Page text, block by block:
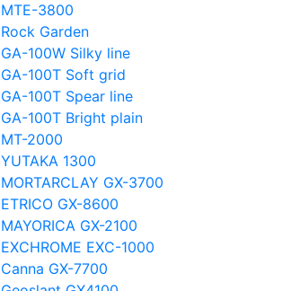
MTE-3800
Rock Garden
GA-100W Silky line
GA-100T Soft grid
GA-100T Spear line
GA-100T Bright plain
MT-2000
YUTAKA 1300
MORTARCLAY GX-3700
ETRICO GX-8600
MAYORICA GX-2100
EXCHROME EXC-1000
Canna GX-7700